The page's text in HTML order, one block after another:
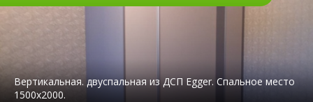
Вертикальная. двуспальная из ДСП Egger. Спальное место
1500х2000.